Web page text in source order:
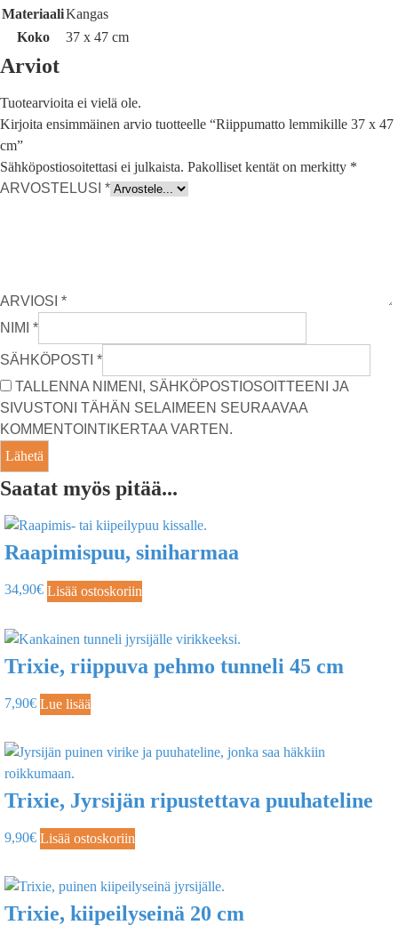
MateriaaliKangas
Koko
37 x 47 cm
Arviot
Tuotearvioita ei vielä ole.
Kirjoita ensimmäinen arvio tuotteelle “Riippumatto lemmikille 37 x 47
cm”
Sähköpostiosoitettasi ei julkaista. Pakolliset kentät on merkitty *
ARVOSTELUSI *
ARVIOSI *
NIMI *
SÄHKÖPOSTI *
TALLENNA NIMENI, SÄHKÖPOSTIOSOITTEENI JA
SIVUSTONI TÄHÄN SELAIMEEN SEURAAVAA
KOMMENTOINTIKERTAA VARTEN.
Saatat myös pitää...
Raapimispuu, siniharmaa
34,90€ Lisää ostoskoriin
Trixie, riippuva pehmo tunneli 45 cm
7,90€ Lue lisää
Trixie, Jyrsijän ripustettava puuhateline
9,90€ Lisää ostoskoriin
Trixie, kiipeilyseinä 20 cm